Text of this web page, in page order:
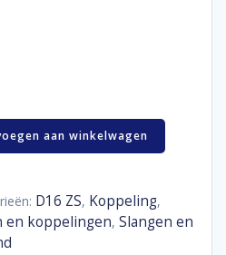
aan winkelwagen
D16 ZS, Koppeling,
en koppelingen, Slangen en